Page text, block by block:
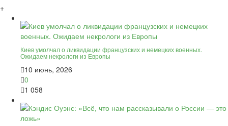
+
Киев умолчал о ликвидации французских и немецких военных.
Ожидаем некрологи из Европы
10 июнь, 2026
0
1 058